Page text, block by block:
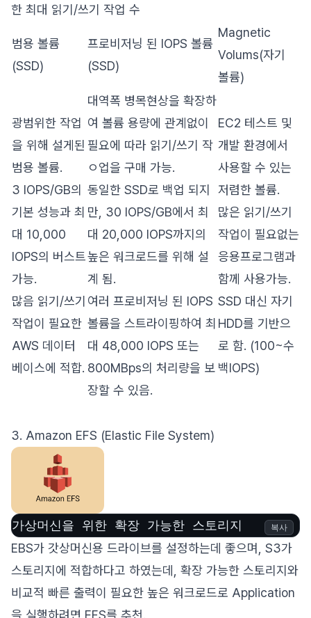
한 최대 읽기/쓰기 작업 수
범용 볼륨
(SSD)
프로비저닝 된 IOPS 볼륨
(SSD)
Magnetic
Volums(자기
볼륨)
광범위한 작업
을 위해 설게된
범용 볼륨.
3 IOPS/GB의
기본 성능과 최
대 10,000
IOPS의 버스트
가능.
많음 읽기/쓰기
작업이 필요한
AWS 데이터
베이스에 적합.
대역폭 병목현상을 확장하
여 볼륨 용량에 관계없이
필요에 따라 읽기/쓰기 작
ㅇ업을 구매 가능.
동일한 SSD로 백업 되지
만, 30 IOPS/GB에서 최
대 20,000 IOPS까지의
높은 워크로드를 위해 설
계 됨.
여러 프로비저닝 된 IOPS
볼륨을 스트라이핑하여 최
대 48,000 IOPS 또는
800MBps의 처리량을 보
장할 수 있음.
EC2 테스트 및
개발 환경에서
사용할 수 있는
저렴한 볼륨.
많은 읽기/쓰기
작업이 필요없는
응용프로그램과
함께 사용가능.
SSD 대신 자기
HDD를 기반으
로 함. (100~수
백IOPS)
3. Amazon EFS (Elastic File System)
가상머신을 위한 확장 가능한 스토리지 복사
EBS가 갓상머신용 드라이브를 설정하는데 좋으며, S3가
스토리지에 적합하다고 하였는데, 확장 가능한 스토리지와
비교적 빠른 출력이 필요한 높은 워크로드로 Application
을 실행하려면 EFS를 추천.